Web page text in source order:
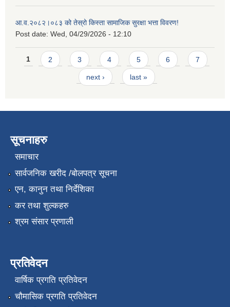
आ.व.२०८२।०८३ को तेस्रो किस्ता सामाजिक सुरक्षा भत्ता विवरण!
Post date: Wed, 04/29/2026 - 12:10
Pages
1 2 3 4 5 6 7
next › last »
सूचनाहरु
समाचार
सार्वजनिक खरीद /बोलपत्र सूचना
एन, कानुन तथा निर्देशिका
कर तथा शुल्कहरु
श्रम संसार प्रणाली
प्रतिवेदन
वार्षिक प्रगति प्रतिवेदन
चौमासिक प्रगति प्रतिवेदन